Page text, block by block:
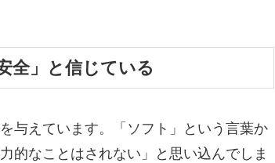
全」と信じている
与えています。「ソフト」という言葉か
的なことはされない」と思い込んでしま